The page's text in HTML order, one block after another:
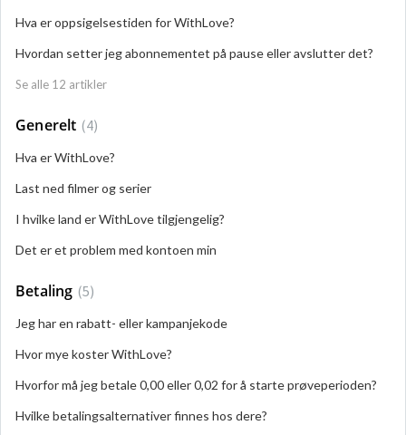
Hva er oppsigelsestiden for WithLove?
Hvordan setter jeg abonnementet på pause eller avslutter det?
Se alle 12 artikler
Generelt 4
Hva er WithLove?
Last ned filmer og serier
I hvilke land er WithLove tilgjengelig?
Det er et problem med kontoen min
Betaling 5
Jeg har en rabatt- eller kampanjekode
Hvor mye koster WithLove?
Hvorfor må jeg betale 0,00 eller 0,02 for å starte prøveperioden?
Hvilke betalingsalternativer finnes hos dere?